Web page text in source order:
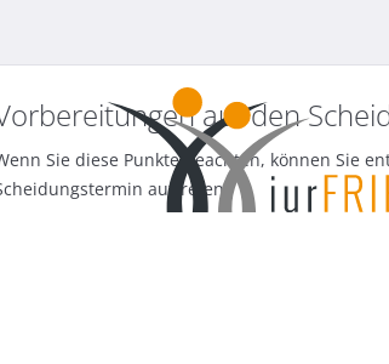
auf den
Sie diese Punkte beachten, können Sie
auftreten.